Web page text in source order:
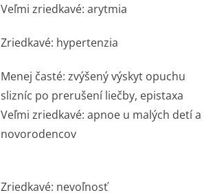
Veľmi zriedkavé: arytmia
Zriedkavé: hypertenzia
Menej časté: zvýšený výskyt opuchu
slizníc po prerušení liečby, epistaxa
Veľmi zriedkavé: apnoe u malých detí a
novorodencov
Zriedkavé: nevoľnosť